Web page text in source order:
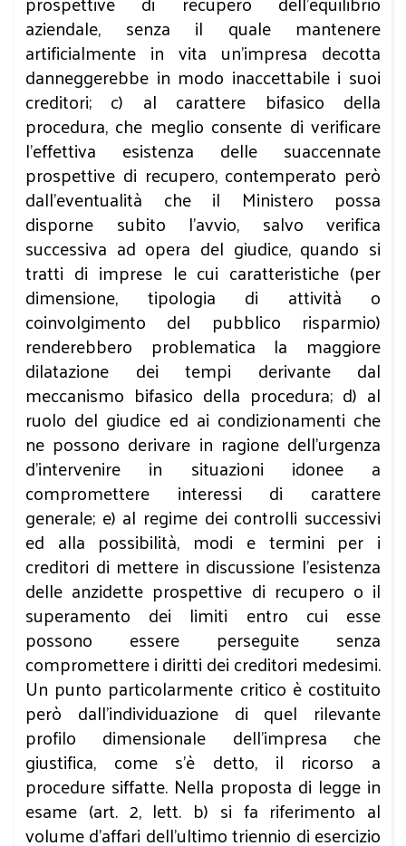
aziendale, senza il quale mantenere
artificialmente in vita un’impresa decotta
danneggerebbe in modo inaccettabile i suoi
creditori; c) al carattere bifasico della
procedura, che meglio consente di verificare
l’effettiva esistenza delle suaccennate
prospettive di recupero, contemperato però
dall’eventualità che il Ministero possa
disporne subito l’avvio, salvo verifica
successiva ad opera del giudice, quando si
tratti di imprese le cui caratteristiche (per
dimensione, tipologia di attività o
coinvolgimento del pubblico risparmio)
renderebbero problematica la maggiore
dilatazione dei tempi derivante dal
meccanismo bifasico della procedura; d) al
ruolo del giudice ed ai condizionamenti che
ne possono derivare in ragione dell’urgenza
d’intervenire in situazioni idonee a
compromettere interessi di carattere
generale; e) al regime dei controlli successivi
ed alla possibilità, modi e termini per i
creditori di mettere in discussione l’esistenza
delle anzidette prospettive di recupero o il
superamento dei limiti entro cui esse
possono essere perseguite senza
compromettere i diritti dei creditori medesimi.
Un punto particolarmente critico è costituito
però dall’individuazione di quel rilevante
profilo dimensionale dell’impresa che
giustifica, come s’è detto, il ricorso a
procedure siffatte. Nella proposta di legge in
esame (art. 2, lett. b) si fa riferimento al
volume d’affari dell’ultimo triennio di esercizio